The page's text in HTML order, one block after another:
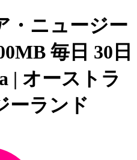
・ニュージー
毎日 30日
| オーストラ
ーランド